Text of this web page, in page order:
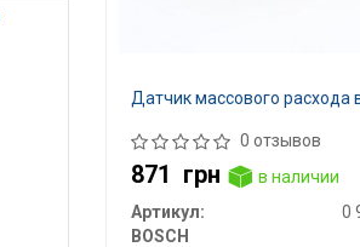
Датчик массового расхода
0 отзывов
871 грн
в наличии
Артикул:
0
BOSCH